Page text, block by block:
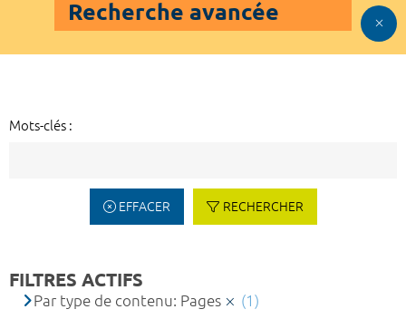
Recherche avancée
Mots-clés :
EFFACER RECHERCHER
FILTRES ACTIFS
Par type de contenu: Pages
(1)